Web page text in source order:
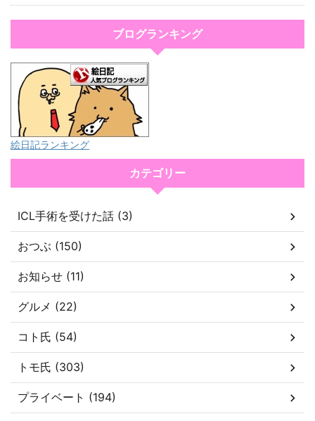
ブログランキング
絵日記ランキング
カテゴリー
ICL手術を受けた話 (3)
おつぶ (150)
お知らせ (11)
グルメ (22)
コト氏 (54)
トモ氏 (303)
プライベート (194)